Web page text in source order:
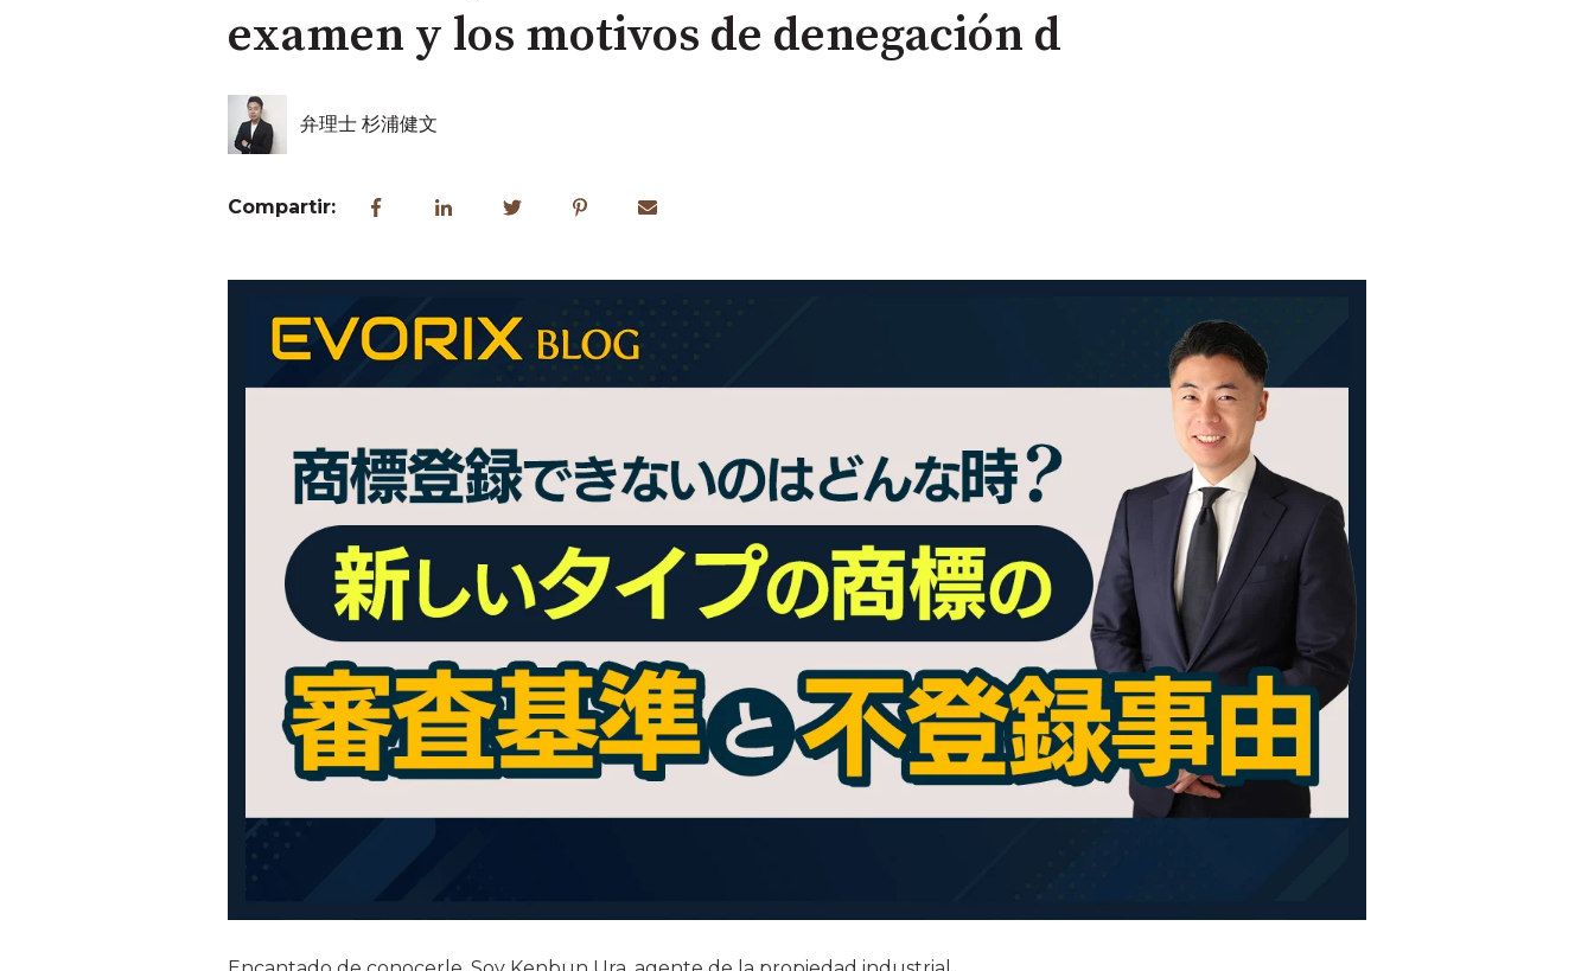
examen y los motivos de denegación d
弁理士 杉浦健文
Compartir: